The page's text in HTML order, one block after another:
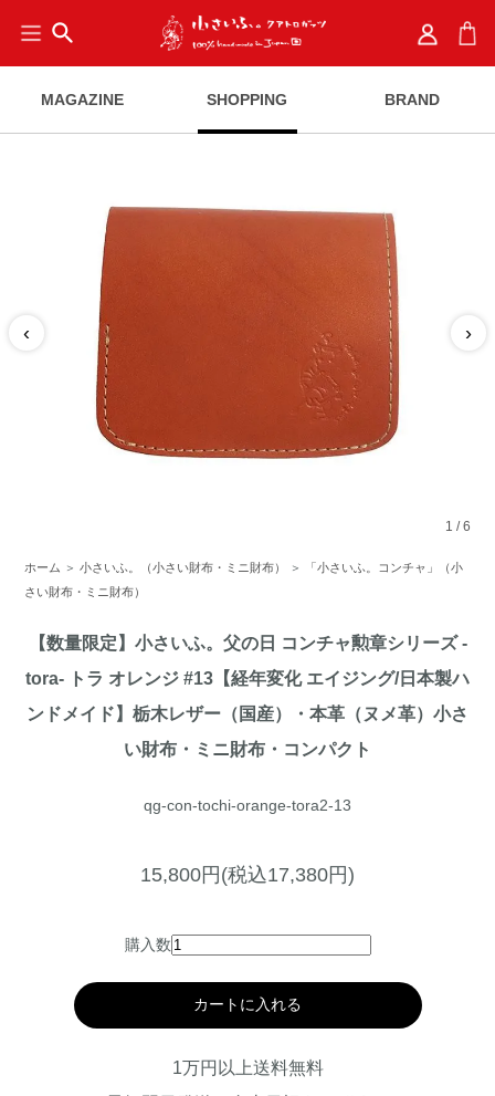
search
MAGAZINE SHOPPING BRAND
‹ ›
1 /6
ホーム ＞小さいふ。（小さい財布・ミニ財布） ＞
「小さいふ。コンチャ」（小
さい財布・ミニ財布）
【数量限定】小さいふ。父の日 コンチャ勲章シリーズ -
tora- トラ オレンジ #13【経年変化 エイジング/日本製ハ
ンドメイド】栃木レザー（国産）・本革（ヌメ革）小さ
い財布・ミニ財布・コンパクト
qg-con-tochi-orange-tora2-13
15,800円(税込17,380円)
購入数
カートに入れる
1万円以上送料無料